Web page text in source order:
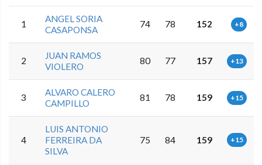
1
ANGEL SORIA
CASAPONSA
74 78 152 +8
2
JUAN RAMOS
VIOLERO
80 77 157 +13
3
ALVARO CALERO
CAMPILLO
81 78 159 +15
4
LUIS ANTONIO
FERREIRA DA
SILVA
75 84 159 +15